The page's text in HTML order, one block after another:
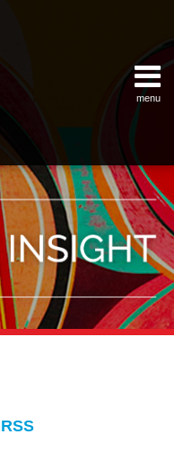
menu
of Customs
and Reform
Industry &
Foreign